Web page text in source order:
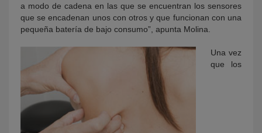
a modo de cadena en las que se encuentran los sensores
que se encadenan unos con otros y que funcionan con una
pequeña batería de bajo consumo”, apunta Molina.
Una vez
que los